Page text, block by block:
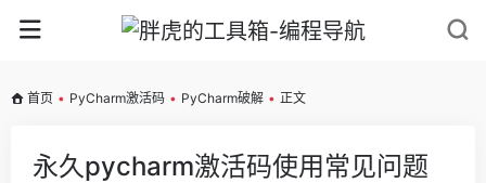
首页 • PyCharm激活码 • PyCharm破解 • 正文
永久pycharm激活码使用常见问题